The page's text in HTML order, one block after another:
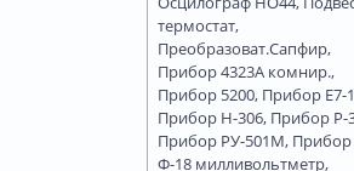
термостат,
Преобразоват.Сапфир,
Прибор 4323А комнир.,
Прибор 5200, Прибор Е7-
Прибор Н-306, Прибор Р-
Прибор РУ-501М, Прибор
Ф-18 милливольтметр,